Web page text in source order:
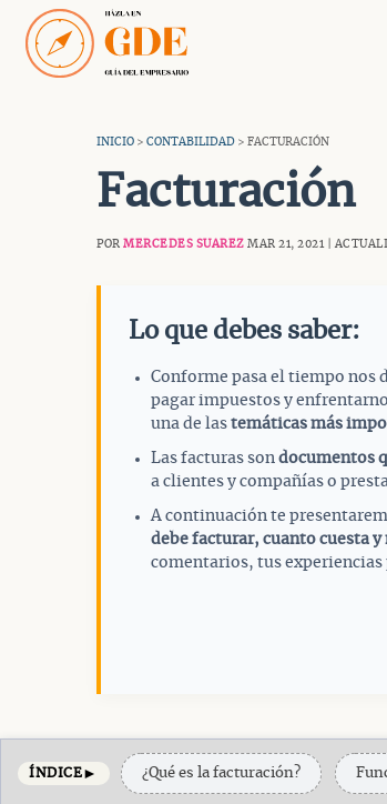
Saltar
contenido
INICIO > CONTABILIDAD > FACTURACIÓN
Facturación
POR MERCEDES SUAREZ MAR 21, 2021 |
Lo que debes saber:
Conforme pasa el tiempo nos
pagar impuestos y
una de las temáticas más
Las facturas son documentos
a clientes y compañías o
A continuación te
debe facturar, cuanto cuesta y
comentarios, tus experiencias
ÍNDICE► ¿Qué es la facturación?